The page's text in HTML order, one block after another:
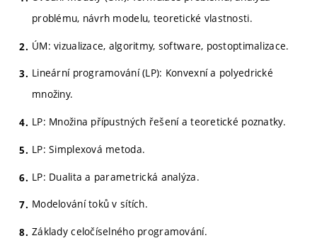
problému, návrh modelu, teoretické vlastnosti.
ÚM: vizualizace, algoritmy, software, postoptimalizace.
Lineární programování (LP): Konvexní a polyedrické
množiny.
LP: Množina přípustných řešení a teoretické poznatky.
LP: Simplexová metoda.
LP: Dualita a parametrická analýza.
Modelování toků v sítích.
Základy celočíselného programování.